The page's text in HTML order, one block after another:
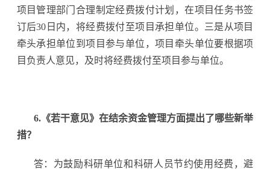
项目管理部门合理制定经费拨付计划，在项目任务书签
订后30日内，将经费拨付至项目承担单位。三是从项目
牵头承担单位到项目参与单位，项目牵头单位要根据项
目负责人意见，及时将经费拨付至项目参与单位。
6.《若干意见》在结余资金管理方面提出了哪些新举
措？
答：为鼓励科研单位和科研人员节约使用经费，避